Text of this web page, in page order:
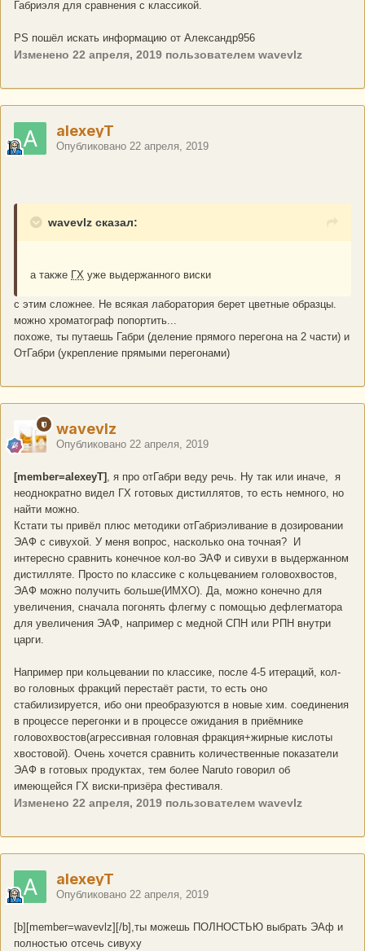
Габриэля для сравнения с классикой.
PS пошёл искать информацию от Александр956
Изменено 22 апреля, 2019 пользователем wavevlz
alexeyT
Опубликовано 22 апреля, 2019
wavevlz сказал:
а также ГХ уже выдержанного виски
с этим сложнее. Не всякая лаборатория берет цветные образцы.
можно хроматограф попортить...
похоже, ты путаешь Габри (деление прямого перегона на 2 части) и
ОтГабри (укрепление прямыми перегонами)
wavevlz
Опубликовано 22 апреля, 2019
[member=alexeyT] , я про отГабри веду речь. Ну так или иначе, я
неоднократно видел ГХ готовых дистиллятов, то есть немного, но
найти можно.
Кстати ты привёл плюс методики отГабриэливание в дозировании
ЭАФ с сивухой. У меня вопрос, насколько она точная? И
интересно сравнить конечное кол-во ЭАФ и сивухи в выдержанном
дистилляте. Просто по классике с кольцеванием головохвостов,
ЭАФ можно получить больше(ИМХО). Да, можно конечно для
увеличения, сначала погонять флегму с помощью дефлегматора
для увеличения ЭАФ, например с медной СПН или РПН внутри
царги.
Например при кольцевании по классике, после 4-5 итераций, кол-
во головных фракций перестаёт расти, то есть оно
стабилизируется, ибо они преобразуются в новые хим. соединения
в процессе перегонки и в процессе ожидания в приёмнике
головохвостов(агрессивная головная фракция+жирные кислоты
хвостовой). Очень хочется сравнить количественные показатели
ЭАФ в готовых продуктах, тем более Naruto говорил об
имеющейся ГХ виски-призёра фестиваля.
Изменено 22 апреля, 2019 пользователем wavevlz
alexeyT
Опубликовано 22 апреля, 2019
[b][member=wavevlz][/b],ты можешь ПОЛНОСТЬЮ выбрать ЭАф и
полностью отсечь сивуху